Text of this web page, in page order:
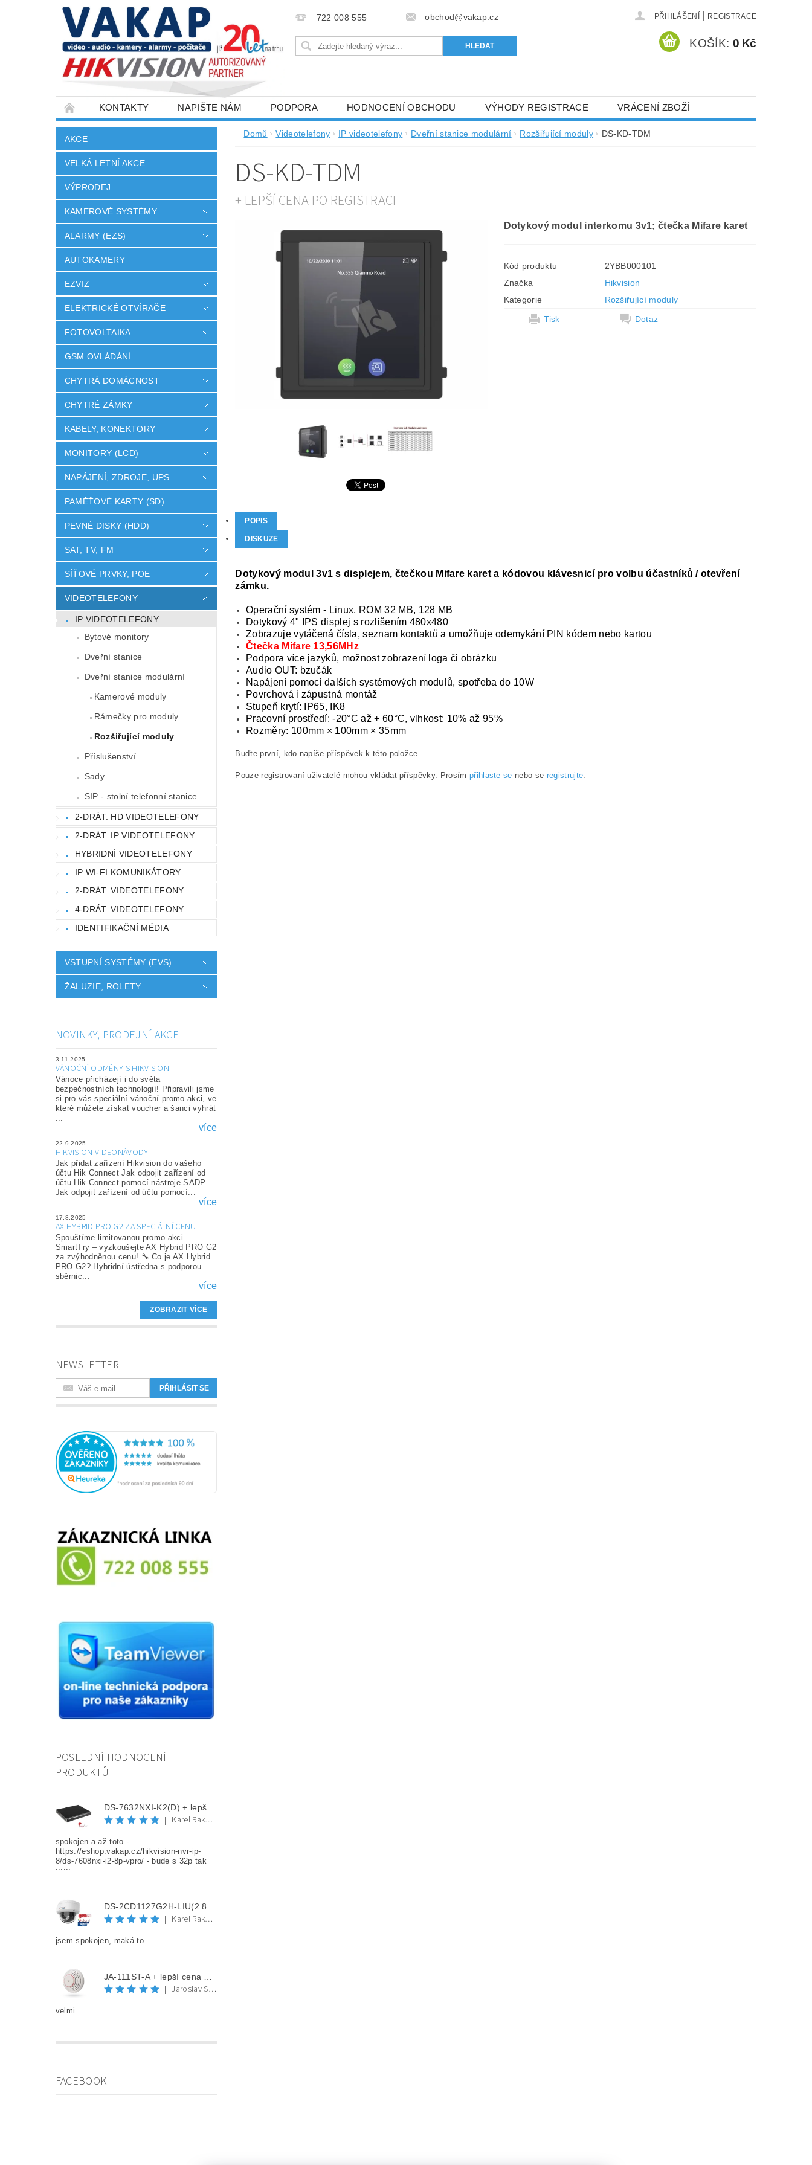
722 008 555 obchod@vakap.cz PŘIHLÁŠENÍ REGISTRACE
KOŠÍK: 0 Kč
KONTAKTY NAPIŠTE NÁM PODPORA HODNOCENÍ OBCHODU VÝHODY REGISTRACE VRÁCENÍ ZBOŽÍ
SLOVNÍK POJMŮ VELKOOBCHOD
AKCE
VELKÁ LETNÍ AKCE
VÝPRODEJ
KAMEROVÉ SYSTÉMY
ALARMY (EZS)
AUTOKAMERY
EZVIZ
ELEKTRICKÉ OTVÍRAČE
FOTOVOLTAIKA
GSM OVLÁDÁNÍ
CHYTRÁ DOMÁCNOST
CHYTRÉ ZÁMKY
KABELY, KONEKTORY
MONITORY (LCD)
NAPÁJENÍ, ZDROJE, UPS
PAMĚŤOVÉ KARTY (SD)
PEVNÉ DISKY (HDD)
SAT, TV, FM
SÍŤOVÉ PRVKY, POE
VIDEOTELEFONY
IP VIDEOTELEFONY
Bytové monitory
Dveřní stanice
Dveřní stanice modulární
Kamerové moduly
Rámečky pro moduly
Rozšiřující moduly
Příslušenství
Sady
SIP - stolní telefonní stanice
2-DRÁT. HD VIDEOTELEFONY
2-DRÁT. IP VIDEOTELEFONY
HYBRIDNÍ VIDEOTELEFONY
IP WI-FI KOMUNIKÁTORY
2-DRÁT. VIDEOTELEFONY
4-DRÁT. VIDEOTELEFONY
IDENTIFIKAČNÍ MÉDIA
VSTUPNÍ SYSTÉMY (EVS)
ŽALUZIE, ROLETY
NOVINKY, PRODEJNÍ AKCE
3.11.2025
VÁNOČNÍ ODMĚNY S HIKVISION
Vánoce přicházejí i do světa
bezpečnostních technologií! Připravili jsme
si pro vás speciální vánoční promo akci, ve
které můžete získat voucher a šanci vyhrát
...
více
22.9.2025
HIKVISION VIDEONÁVODY
Jak přidat zařízení Hikvision do vašeho
účtu Hik Connect Jak odpojit zařízení od
účtu Hik-Connect pomocí nástroje SADP
Jak odpojit zařízení od účtu pomocí...
více
17.8.2025
AX HYBRID PRO G2 ZA SPECIÁLNÍ CENU
Spouštíme limitovanou promo akci
SmartTry – vyzkoušejte AX Hybrid PRO G2
za zvýhodněnou cenu! 🔧 Co je AX Hybrid
PRO G2? Hybridní ústředna s podporou
sběrnic...
více
ZOBRAZIT VÍCE
NEWSLETTER
POSLEDNÍ HODNOCENÍ
PRODUKTŮ
|
Karel Rakovec
spokojen a až toto -
https://eshop.vakap.cz/hikvision-nvr-ip-
8/ds-7608nxi-i2-8p-vpro/ - bude s 32p tak
::::::
|
Karel Rakovec
jsem spokojen, maká to
|
Jaroslav Spěváček
velmi
FACEBOOK
Domů Videotelefony IP videotelefony Dveřní stanice modulární Rozšiřující moduly DS-KD-TDM
DS-KD-TDM
+ LEPŠÍ CENA PO REGISTRACI
Dotykový modul interkomu 3v1; čtečka Mifare karet
Kód produktu
2YBB000101
Značka
Hikvision
Kategorie
Rozšiřující moduly
Tisk
Dotaz
POPIS
DISKUZE
Dotykový modul 3v1 s displejem, čtečkou Mifare karet a kódovou klávesnicí pro volbu účastníků / otevření
zámku.
Operační systém - Linux, ROM 32 MB, 128 MB
Dotykový 4" IPS displej s rozlišením 480x480
Zobrazuje vytáčená čísla, seznam kontaktů a umožňuje odemykání PIN kódem nebo kartou
Čtečka Mifare 13,56MHz
Podpora více jazyků, možnost zobrazení loga či obrázku
Audio OUT: bzučák
Napájení pomocí dalších systémových modulů, spotřeba do 10W
Povrchová i zápustná montáž
Stupeň krytí: IP65, IK8
Pracovní prostředí: -20°C až + 60°C, vlhkost: 10% až 95%
Rozměry: 100mm × 100mm × 35mm
Buďte první, kdo napíše příspěvek k této položce.
Pouze registrovaní uživatelé mohou vkládat příspěvky. Prosím přihlaste se nebo se registrujte